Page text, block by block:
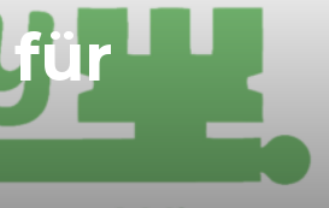
für